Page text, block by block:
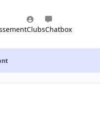
ClubsChatbox